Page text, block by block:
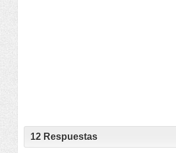
12 Respuestas